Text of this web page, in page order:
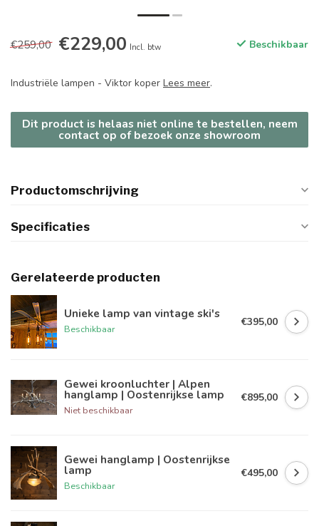
€259,00 €229,00 Incl. btw Beschikbaar
Industriële lampen - Viktor koper Lees meer.
Dit product is helaas niet online te bestellen, neem
contact op of bezoek onze showroom
Productomschrijving
Specificaties
Gerelateerde producten
Unieke lamp van vintage ski's
Beschikbaar
€395,00
Gewei kroonluchter | Alpen
hanglamp | Oostenrijkse lamp
Niet beschikbaar
€895,00
Gewei hanglamp | Oostenrijkse
lamp
Beschikbaar
€495,00